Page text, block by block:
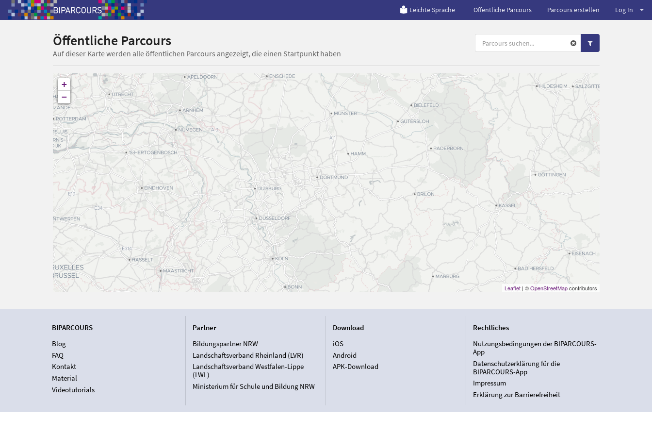
Leichte Sprache Öffentliche Parcours Parcours erstellen Log In
Öffentliche Parcours
Auf dieser Karte werden alle öffentlichen Parcours angezeigt, die einen Startpunkt haben
+
−
Leaflet| ©OpenStreetMapcontributors
BIPARCOURS
Blog
FAQ
Kontakt
Material
Videotutorials
Partner
Bildungspartner NRW
Landschaftsverband Rheinland (LVR)
Landschaftsverband Westfalen-Lippe
(LWL)
Ministerium für Schule und Bildung NRW
Download
iOS
Android
APK-Download
Rechtliches
Nutzungsbedingungen der BIPARCOURS-
App
Datenschutzerklärung für die
BIPARCOURS-App
Impressum
Erklärung zur Barrierefreiheit